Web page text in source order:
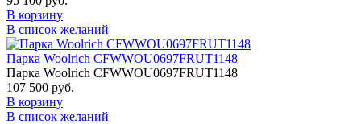
В корзину
В список желаний
Парка Woolrich CFWWOU0697FRUT1148
Парка Woolrich CFWWOU0697FRUT1148
107 500 руб.
В корзину
В список желаний